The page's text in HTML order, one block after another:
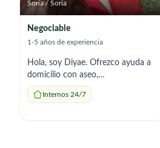
Soria / Soria
Negociable
1-5 años de experiencia
Hola, soy Diyae. Ofrezco ayuda a
domicilio con aseo,
acompañamiento, tareas del hogar
y preparación de comidas. Soy
Internos 24/7